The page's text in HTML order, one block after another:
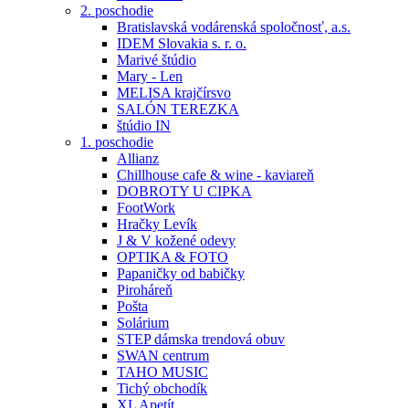
2. poschodie
Bratislavská vodárenská spoločnosť, a.s.
IDEM Slovakia s. r. o.
Marivé štúdio
Mary - Len
MELISA krajčírsvo
SALÓN TEREZKA
štúdio IN
1. poschodie
Allianz
Chillhouse cafe & wine - kaviareň
DOBROTY U CIPKA
FootWork
Hračky Levík
J & V kožené odevy
OPTIKA & FOTO
Papaničky od babičky
Piroháreň
Pošta
Solárium
STEP dámska trendová obuv
SWAN centrum
TAHO MUSIC
Tichý obchodík
XL Apetít